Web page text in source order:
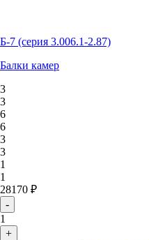
Б-7 (серия 3.006.1-2.87)
Балки камер
3
3
6
6
3
3
1
1
28170 ₽
-
1
+